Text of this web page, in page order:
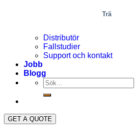
Trä
Distributör
Fallstudier
Support och kontakt
Jobb
Blogg
GET A QUOTE